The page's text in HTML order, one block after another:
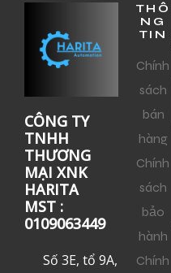
CÔNG TY
TNHH
THƯƠNG
MẠI XNK
HARITA
MST :
0109063449
Số 3E, tổ 9A,
THÔ
NG
TIN
Chính
sách
bán
hàng
Chính
sách
bảo
hành
Chính